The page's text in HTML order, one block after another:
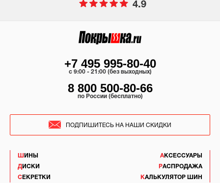
4.9
ШИНЫ
ДИСКИ
СЕКРЕТКИ
АКСЕССУАРЫ
РАСПРОДАЖА
КАЛЬКУЛЯТОР ШИН
+7 495 995-80-40
c 9:00 - 21:00 (без выходных)
8 800 500-80-66
по России (бесплатно)
ПОДПИШИТЕСЬ НА НАШИ СКИДКИ